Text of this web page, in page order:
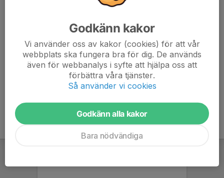
oftast i april. Håll utkik här på hemsidan för mer info.
Vi har ett veckomail för barn och ungdomar och deras föräldrar
med information om ungdomsträningar, läger och
orienteringsarrangemang.
Läs mer här om alla möjligheteratt träna med klubben och i
samarbete med andra klubbar i distriktet.
Godkänn kakor
Vi använder oss av kakor (cookies) för att vår
webbplats ska fungera bra för dig. De används
även för webbanalys i syfte att hjälpa oss att
förbättra våra tjänster.
Så använder vi cookies
Godkänn alla kakor
Bara nödvändiga